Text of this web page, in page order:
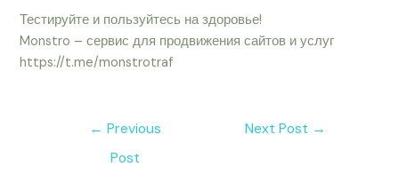
Тестируйте и пользуйтесь на здоровье!
Monstro – сервис для продвижения сайтов и услуг
https://t.me/monstrotraf
← Previous
Post
Next Post →